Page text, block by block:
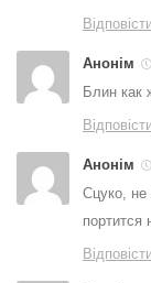
Анонім
Блин как
Анонім
Сцуко, не
портится